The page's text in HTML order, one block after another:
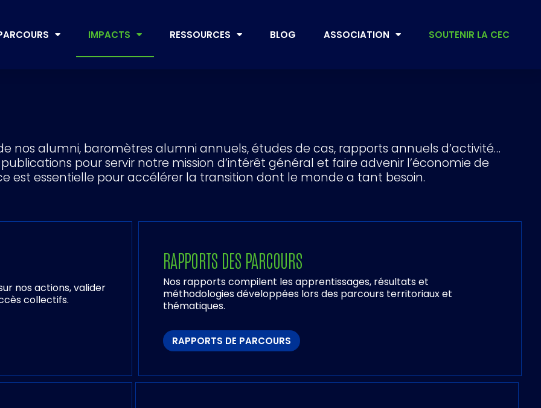
IMPACTS RESSOURCES BLOG ASSOCIATION SOUTENIR LA CEC
nos alumni, baromètres alumni annuels, études de cas, rapports annuels d’activité…
pour servir notre mission d’intérêt général et faire advenir l’économie de
est essentielle pour accélérer la transition dont le monde a tant besoin.
nos actions, valider
collectifs.
RAPPORTS DES PARCOURS
Nos rapports compilent les apprentissages, résultats et
méthodologies développées lors des parcours territoriaux et
thématiques.
RAPPORTS DE PARCOURS